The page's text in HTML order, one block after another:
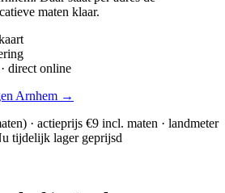
maten klaar.
direct online
Arnhem →
· actieprijs €9 incl. maten · landmeter
tijdelijk lager geprijsd